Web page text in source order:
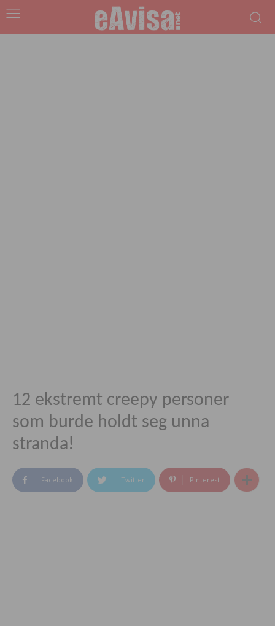
12 ekstremt creepy personer
som burde holdt seg unna
stranda!
Facebook Twitter Pinterest